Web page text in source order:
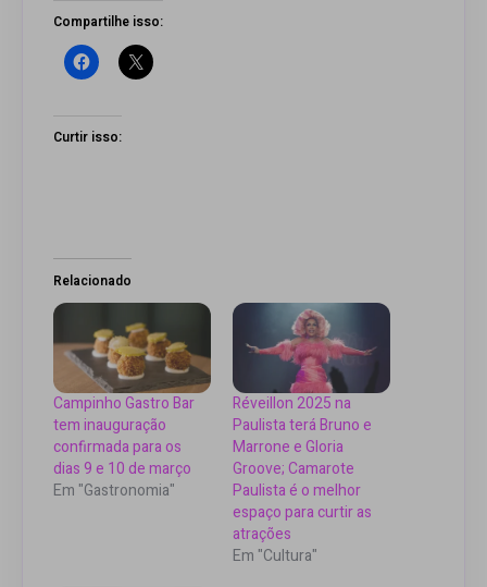
Compartilhe isso:
Curtir isso:
Relacionado
Campinho Gastro Bar
tem inauguração
confirmada para os
dias 9 e 10 de março
Em "Gastronomia"
Réveillon 2025 na
Paulista terá Bruno e
Marrone e Gloria
Groove; Camarote
Paulista é o melhor
espaço para curtir as
atrações
Em "Cultura"